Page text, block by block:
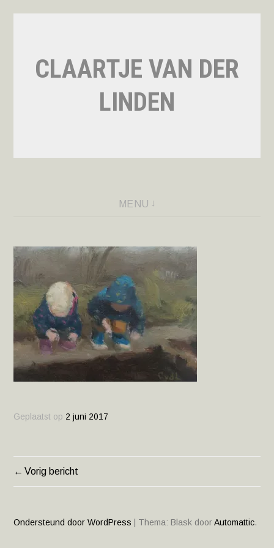
springenCLAARTJE VAN DER
LINDEN
MENU
Geplaatst op 2 juni 2017
BERICHT
Vorig bericht
Ondersteund door WordPress Thema: Blask doorAutomattic.